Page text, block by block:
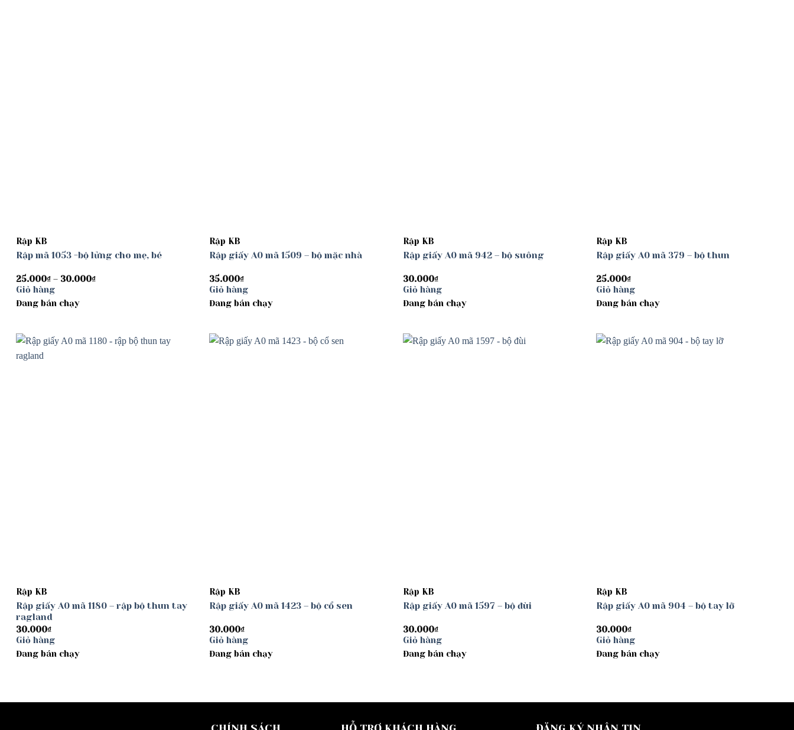
Rập KB
Rập mã 1053 -bộ lửng cho mẹ, bé
25.000₫ – 30.000₫Khoảng
Giỏ hàng
Đang bán chạy
Rập KB
Rập giấy A0 mã 1509 – bộ mặc nhà
35.000₫
Giỏ hàng
Đang bán chạy
Rập KB
Rập giấy A0 mã 942 – bộ suông
30.000₫
Giỏ hàng
Đang bán chạy
Rập KB
Rập giấy A0 mã 379 – bộ thun
25.000₫
Giỏ hàng
Đang bán chạy
Rập KB
Rập giấy A0 mã 1180 – rập bộ thun tay
ragland
30.000₫
Giỏ hàng
Đang bán chạy
Rập KB
Rập giấy A0 mã 1423 – bộ cổ sen
30.000₫
Giỏ hàng
Đang bán chạy
Rập KB
Rập giấy A0 mã 1597 – bộ đùi
30.000₫
Giỏ hàng
Đang bán chạy
Rập KB
Rập giấy A0 mã 904 – bộ tay lỡ
30.000₫
Giỏ hàng
Đang bán chạy